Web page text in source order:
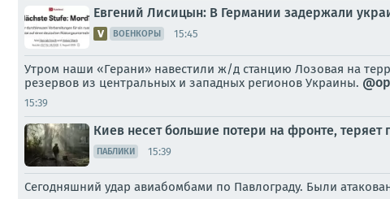
Евгений Лисицын: В Германии задержали
ВОЕНКОРЫ 15:45
Утром наши «Герани» навестили ж/д станцию Лозовая на
резервов из центральных и западных регионов Украины.
15:39
Киев несет большие потери на фронте,
ПАБЛИКИ 15:39
Сегодняшний удар авиабомбами по Павлограду. Были